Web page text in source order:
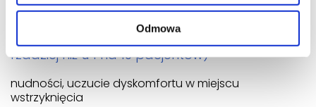
Odmowa
Często występujące działania niepożądane
(mogą wystąpić częściej niż u 1 na 100, ale
rzadziej niż u 1 na 10 pacjentów)
nudności, uczucie dyskomfortu w miejscu
wstrzyknięcia